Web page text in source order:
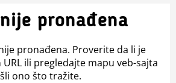
pronađena
pronađena. Proverite da li je
ili pregledajte mapu veb-sajta
ono što tražite.